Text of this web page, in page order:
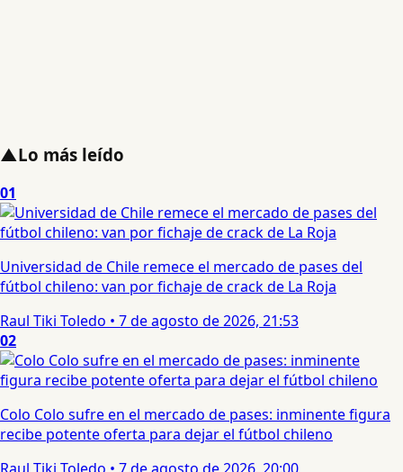
▲Lo más leído
01
Universidad de Chile remece el mercado de pases del
fútbol chileno: van por fichaje de crack de La Roja
Raul Tiki Toledo • 7 de agosto de 2026, 21:53
02
Colo Colo sufre en el mercado de pases: inminente figura
recibe potente oferta para dejar el fútbol chileno